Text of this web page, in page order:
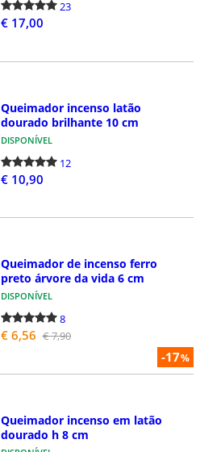
23
€ 17,00
Queimador incenso latão
dourado brilhante 10 cm
DISPONÍVEL
12
€ 10,90
-17%
Queimador de incenso ferro
preto árvore da vida 6 cm
DISPONÍVEL
8
€ 6,56 € 7,90
Queimador incenso em latão
dourado h 8 cm